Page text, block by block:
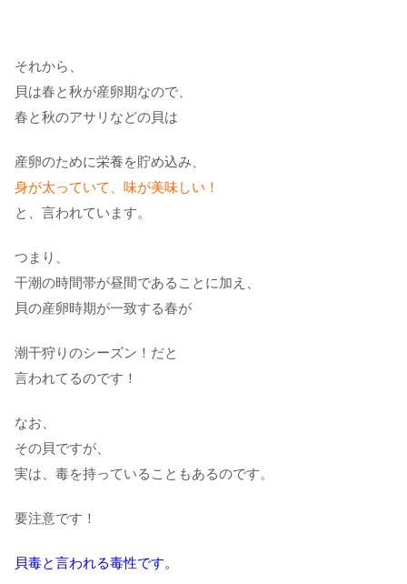
それから、
貝は春と秋が産卵期なので、
春と秋のアサリなどの貝は
産卵のために栄養を貯め込み、
身が太っていて、味が美味しい！
と、言われています。
つまり、
干潮の時間帯が昼間であることに加え、
貝の産卵時期が一致する春が
潮干狩りのシーズン！だと
言われてるのです！
なお、
その貝ですが、
実は、毒を持っていることもあるのです。
要注意です！
貝毒と言われる毒性です。